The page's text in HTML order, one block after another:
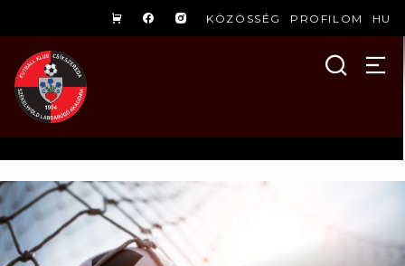
KÖZÖSSÉG PROFILOM HU